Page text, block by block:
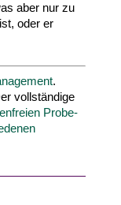
aber nur zu
oder er
.
vollstän­dige
Pro­be­